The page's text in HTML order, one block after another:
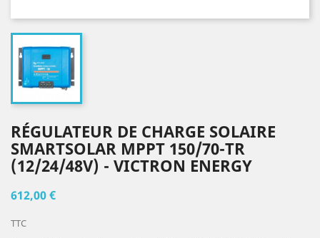
RÉGULATEUR DE CHARGE SOLAIRE
SMARTSOLAR MPPT 150/70-TR
(12/24/48V) - VICTRON ENERGY
612,00 €
TTC